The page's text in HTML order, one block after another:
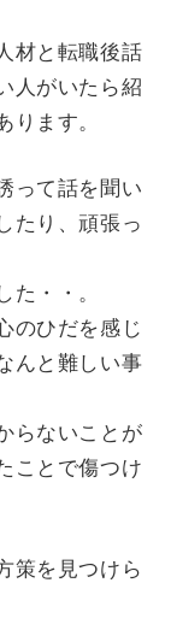
材と転職後話
人がいたら紹
ます。
って話を聞い
たり、頑張っ
た・・。
のひだを感じ
んと難しい事
らないことが
ことで傷つけ
策を見つけら